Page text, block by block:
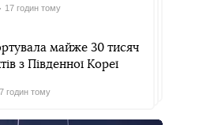
17 годин тому
майже 30 тисяч
з Південної Кореї
годин тому